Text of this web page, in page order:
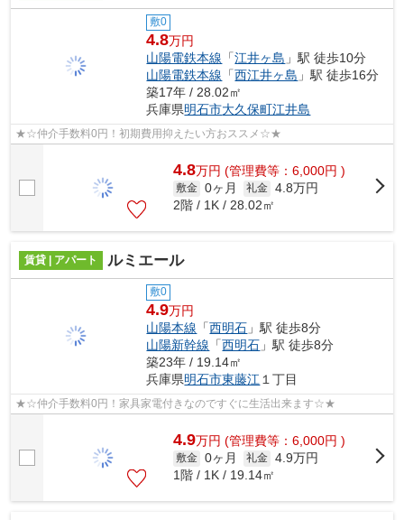
敷0
4.8万円
山陽電鉄本線 「江井ヶ島 」駅 徒歩10分
山陽電鉄本線 「西江井ヶ島 」駅 徒歩16分
築17年 / 28.02㎡
兵庫県明石市大久保町江井島
★☆仲介手数料0円！初期費用抑えたい方おススメ☆★
4.8万円 (管理費等：6,000円 )
敷金 0ヶ月 礼金 4.8万円
2階 / 1K / 28.02㎡
賃貸 | アパート ルミエール
敷0
4.9万円
山陽本線 「西明石 」駅 徒歩8分
山陽新幹線 「西明石 」駅 徒歩8分
築23年 / 19.14㎡
兵庫県明石市東藤江 １丁目
★☆仲介手数料0円！家具家電付きなのですぐに生活出来ます☆★
4.9万円 (管理費等：6,000円 )
敷金 0ヶ月 礼金 4.9万円
1階 / 1K / 19.14㎡